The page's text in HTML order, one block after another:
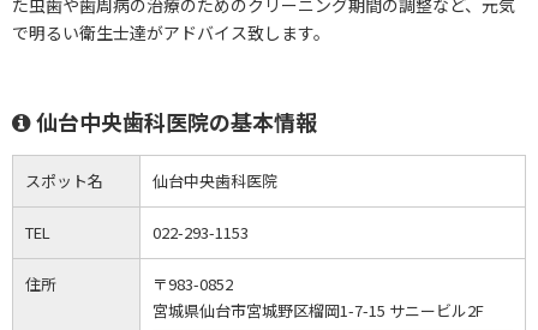
た虫歯や歯周病の治療のためのクリーニング期間の調整など、元気
で明るい衛生士達がアドバイス致します。
仙台中央歯科医院の基本情報
スポット名 仙台中央歯科医院
TEL 022-293-1153
住所
〒983-0852
宮城県仙台市宮城野区榴岡1-7-15 サニービル2F